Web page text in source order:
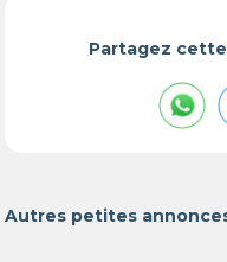
Partagez
Autres petites